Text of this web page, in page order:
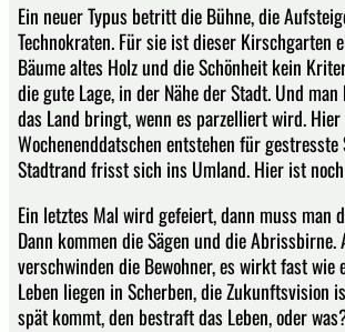
Ein neuer Typus betritt die Bühne, die
Technokraten. Für sie ist dieser Kirschgarten
Bäume altes Holz und die Schönheit kein
die gute Lage, in der Nähe der Stadt. Und
das Land bringt, wenn es parzelliert wird. Hier
Wochenenddatschen entstehen für gestresste
Stadtrand frisst sich ins Umland. Hier ist
Ein letztes Mal wird gefeiert, dann muss man
Dann kommen die Sägen und die
verschwinden die Bewohner, es wirkt fast wie
Leben liegen in Scherben, die Zukunftsvision
spät kommt, den bestraft das Leben, oder